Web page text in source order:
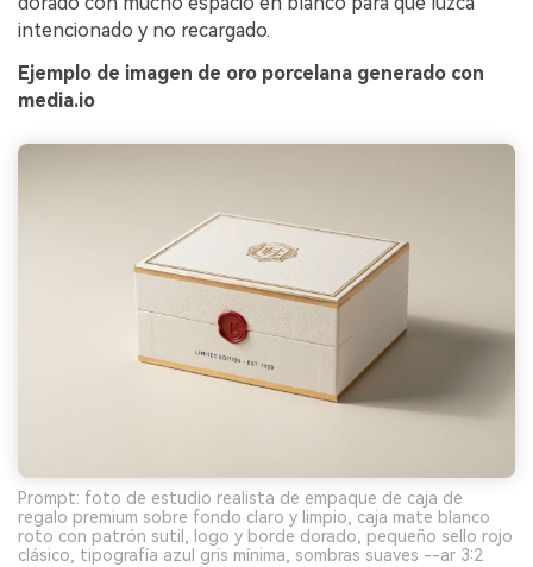
intencionado y no recargado.
Ejemplo de imagen de oro porcelana generado con
media.io
Prompt: foto de estudio realista de empaque de caja de
regalo premium sobre fondo claro y limpio, caja mate blanco
roto con patrón sutil, logo y borde dorado, pequeño sello rojo
clásico, tipografía azul gris mínima, sombras suaves --ar 3:2